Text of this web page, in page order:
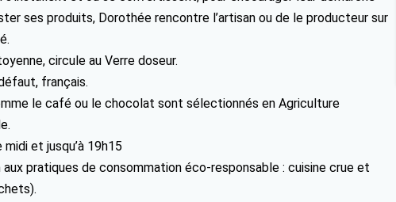
ses produits, Dorothée rencontre l’artisan ou de le producteur sur
circule au Verre doseur.
français.
le café ou le chocolat sont sélectionnés en Agriculture
et jusqu’à 19h15
pratiques de consommation éco-responsable : cuisine crue et